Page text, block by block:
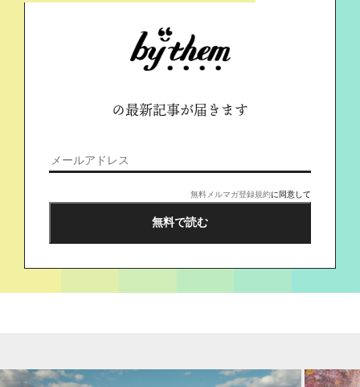
の最新記事が届きます
無料メルマガ登録規約に同意して